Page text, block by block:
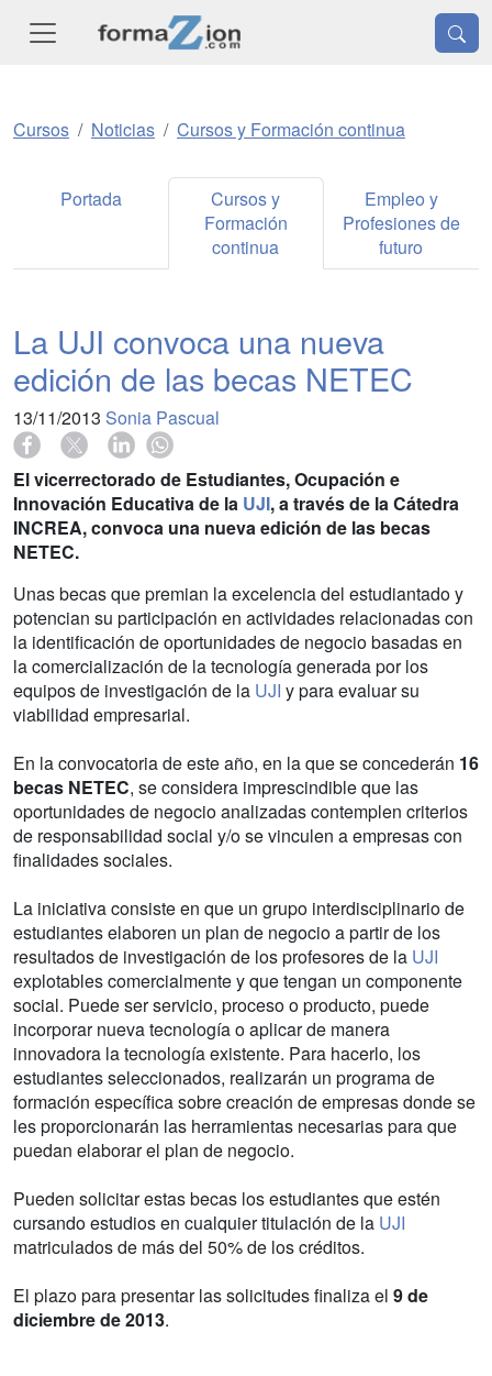
Cursos Noticias Cursos y Formación continua
Portada
Cursos y
Formación
continua
Empleo y
Profesiones de
futuro
La UJI convoca una nueva
edición de las becas NETEC
13/11/2013 Sonia Pascual
El vicerrectorado de Estudiantes, Ocupación e
Innovación Educativa de la UJI, a través de la Cátedra
INCREA, convoca una nueva edición de las becas
NETEC.
Unas becas que premian la excelencia del estudiantado y
potencian su participación en actividades relacionadas con
la identificación de oportunidades de negocio basadas en
la comercialización de la tecnología generada por los
equipos de investigación de la UJI y para evaluar su
viabilidad empresarial.
En la convocatoria de este año, en la que se concederán 16
becas NETEC, se considera imprescindible que las
oportunidades de negocio analizadas contemplen criterios
de responsabilidad social y/o se vinculen a empresas con
finalidades sociales.
La iniciativa consiste en que un grupo interdisciplinario de
estudiantes elaboren un plan de negocio a partir de los
resultados de investigación de los profesores de la UJI
explotables comercialmente y que tengan un componente
social. Puede ser servicio, proceso o producto, puede
incorporar nueva tecnología o aplicar de manera
innovadora la tecnología existente. Para hacerlo, los
estudiantes seleccionados, realizarán un programa de
formación específica sobre creación de empresas donde se
les proporcionarán las herramientas necesarias para que
puedan elaborar el plan de negocio.
Pueden solicitar estas becas los estudiantes que estén
cursando estudios en cualquier titulación de la UJI
matriculados de más del 50% de los créditos.
El plazo para presentar las solicitudes finaliza el 9 de
diciembre de 2013.